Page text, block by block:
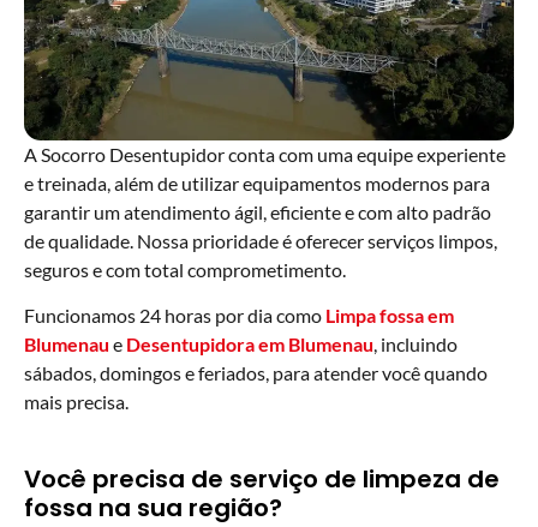
A Socorro Desentupidor conta com uma equipe experiente
e treinada, além de utilizar equipamentos modernos para
garantir um atendimento ágil, eficiente e com alto padrão
de qualidade. Nossa prioridade é oferecer serviços limpos,
seguros e com total comprometimento.
Funcionamos 24 horas por dia como Limpa fossa em
Blumenau e Desentupidora em Blumenau, incluindo
sábados, domingos e feriados, para atender você quando
mais precisa.
Você precisa de serviço de limpeza de
fossa na sua região?